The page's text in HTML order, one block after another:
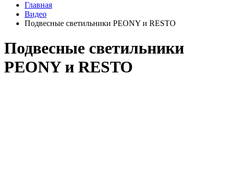
Главная
Видео
Подвесные светильники PEONY и RESTO
Подвесные светильники
PEONY и RESTO